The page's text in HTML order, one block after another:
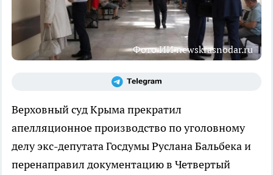
Фото ИИ newskrasnodar.ru
Верховный суд Крыма прекратил
апелляционное производство по уголовному
делу экс-депутата Госдумы Руслана Бальбека и
перенаправил документацию в Четвертый